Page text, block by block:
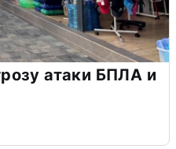
атаки БПЛА и